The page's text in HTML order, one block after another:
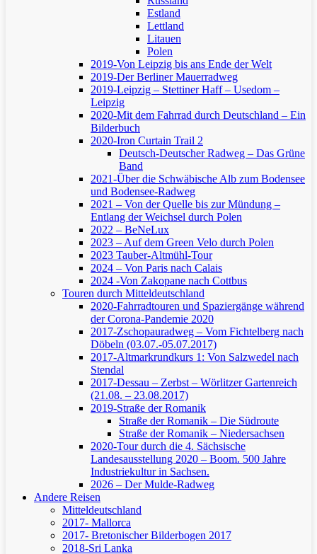
Estland
Lettland
Litauen
Polen
2019-Von Leipzig bis ans Ende der Welt
2019-Der Berliner Mauerradweg
2019-Leipzig – Stettiner Haff – Usedom –
Leipzig
2020-Mit dem Fahrrad durch Deutschland – Ein
Bilderbuch
2020-Iron Curtain Trail 2
Deutsch-Deutscher Radweg – Das Grüne
Band
2021-Über die Schwäbische Alb zum Bodensee
und Bodensee-Radweg
2021 – Von der Quelle bis zur Mündung –
Entlang der Weichsel durch Polen
2022 – BeNeLux
2023 – Auf dem Green Velo durch Polen
2023 Tauber-Altmühl-Tour
2024 – Von Paris nach Calais
2024 -Von Zakopane nach Cottbus
Touren durch Mitteldeutschland
2020-Fahrradtouren und Spaziergänge während
der Corona-Pandemie 2020
2017-Zschopauradweg – Vom Fichtelberg nach
Döbeln (03.07.-05.07.2017)
2017-Altmarkrundkurs 1: Von Salzwedel nach
Stendal
2017-Dessau – Zerbst – Wörlitzer Gartenreich
(21.08. – 23.08.2017)
2019-Straße der Romanik
Straße der Romanik – Die Südroute
Straße der Romanik – Niedersachsen
2020-Tour durch die 4. Sächsische
Landesausstellung 2020 – Boom. 500 Jahre
Industriekultur in Sachsen.
2026 – Der Mulde-Radweg
Andere Reisen
Mitteldeutschland
2017- Mallorca
2017- Bretonischer Bilderbogen 2017
2018-Sri Lanka